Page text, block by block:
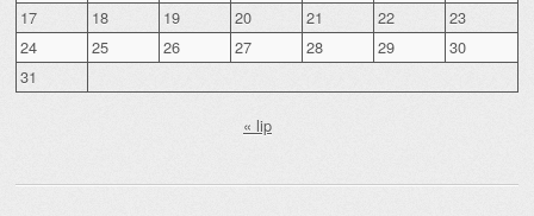
17
18 19 20 21 22
23
24
25 26 27 28 29
30
31
« lip